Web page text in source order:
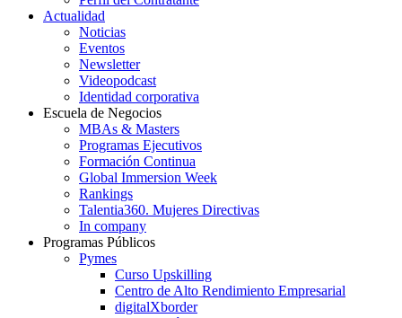
Actualidad
Noticias
Eventos
Newsletter
Videopodcast
Identidad corporativa
Escuela de Negocios
MBAs & Masters
Programas Ejecutivos
Formación Continua
Global Immersion Week
Rankings
Talentia360. Mujeres Directivas
In company
Programas Públicos
Pymes
Curso Upskilling
Centro de Alto Rendimiento Empresarial
digitalXborder